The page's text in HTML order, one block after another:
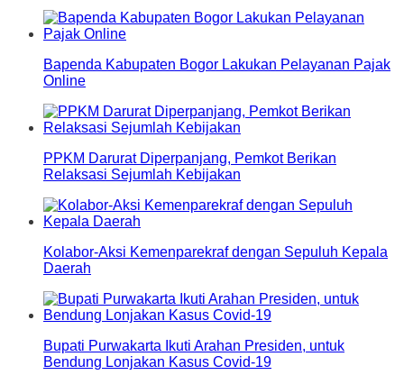
Bapenda Kabupaten Bogor Lakukan Pelayanan Pajak
Online
PPKM Darurat Diperpanjang, Pemkot Berikan
Relaksasi Sejumlah Kebijakan
Kolabor-Aksi Kemenparekraf dengan Sepuluh Kepala
Daerah
Bupati Purwakarta Ikuti Arahan Presiden, untuk
Bendung Lonjakan Kasus Covid-19